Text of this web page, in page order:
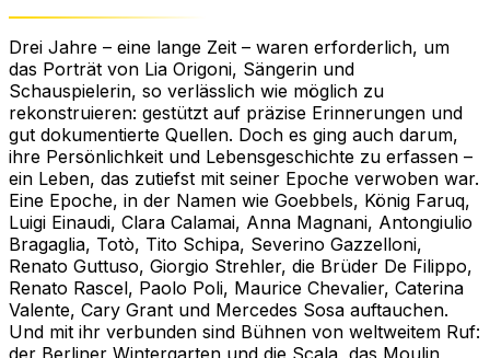
Drei Jahre – eine lange Zeit – waren erforderlich, um
das Porträt von Lia Origoni, Sängerin und
Schauspielerin, so verlässlich wie möglich zu
rekonstruieren: gestützt auf präzise Erinnerungen und
gut dokumentierte Quellen. Doch es ging auch darum,
ihre Persönlichkeit und Lebensgeschichte zu erfassen –
ein Leben, das zutiefst mit seiner Epoche verwoben war.
Eine Epoche, in der Namen wie Goebbels, König Faruq,
Luigi Einaudi, Clara Calamai, Anna Magnani, Antongiulio
Bragaglia, Totò, Tito Schipa, Severino Gazzelloni,
Renato Guttuso, Giorgio Strehler, die Brüder De Filippo,
Renato Rascel, Paolo Poli, Maurice Chevalier, Caterina
Valente, Cary Grant und Mercedes Sosa auftauchen.
Und mit ihr verbunden sind Bühnen von weltweitem Ruf:
der Berliner Wintergarten und die Scala, das Moulin